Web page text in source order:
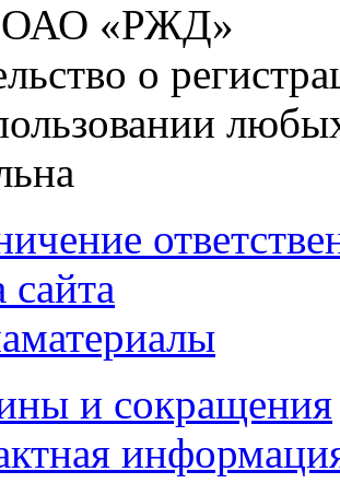
ОАО «РЖД»
о
сайта
и сокращения